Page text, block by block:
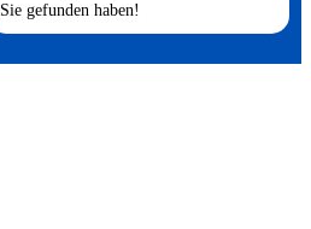
Sie gefunden haben!